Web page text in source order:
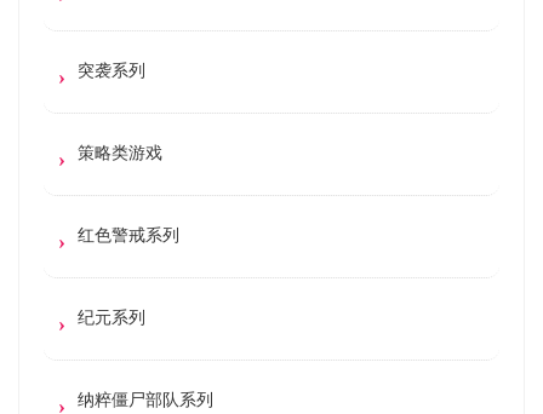
突袭系列
策略类游戏
红色警戒系列
纪元系列
纳粹僵尸部队系列